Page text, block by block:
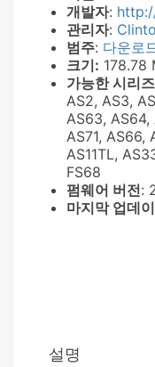
개발자:
관리자:
범주: 다운로
크기: 178.78
가능한 시리즈
AS2, AS3,
AS63,
AS71, AS66,
AS11TL,
FS68
펌웨어 버전:
마지막 업데
설명